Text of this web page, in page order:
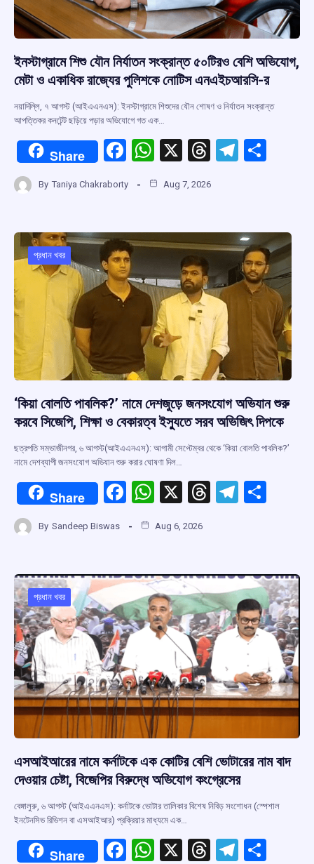
ইনস্টাগ্রামে শিশু যৌন নির্যাতন সংক্রান্ত ৫০টিরও বেশি অভিযোগ,
মেটা ও একাধিক রাজ্যের পুলিশকে নোটিস এনএইচআরসি-র
নয়াদিল্লি, ৭ আগস্ট (আইএএনএস): ইনস্টাগ্রামে শিশুদের যৌন শোষণ ও নির্যাতন সংক্রান্ত
আপত্তিকর কনটেন্ট ছড়িয়ে পড়ার অভিযোগে গত এক…
Share
F
ce
o
o
k
W
h
at
A
p
p
X
T
e
d
T
a
m
By Taniya Chakraborty Aug 7, 2026
প্রধান খবর
‘কিয়া বোলতি পাবলিক?’ নামে দেশজুড়ে জনসংযোগ অভিযান শুরু
করবে সিজেপি, শিক্ষা ও বেকারত্ব ইস্যুতে সরব অভিজিৎ দিপকে
ছত্রপতি সম্ভাজীনগর, ৬ আগস্ট(আইএএনএস): আগামী সেপ্টেম্বর থেকে ‘কিয়া বোলতি পাবলিক?’
নামে দেশব্যাপী জনসংযোগ অভিযান শুরু করার ঘোষণা দিল…
Share
F
ce
o
o
k
W
at
A
p
p
X
T
d
s
T
a
m
By Sandeep Biswas Aug 6, 2026
প্রধান খবর
এসআইআরের নামে কর্নাটকে এক কোটির বেশি ভোটারের নাম বাদ
দেওয়ার চেষ্টা, বিজেপির বিরুদ্ধে অভিযোগ কংগ্রেসের
বেঙ্গালুরু, ৬ আগস্ট (আইএএনএস): কর্নাটকে ভোটার তালিকার বিশেষ নিবিড় সংশোধন (স্পেশাল
ইনটেনসিভ রিভিশন বা এসআইআর) প্রক্রিয়ার মাধ্যমে এক…
Share
F
W X
T
T